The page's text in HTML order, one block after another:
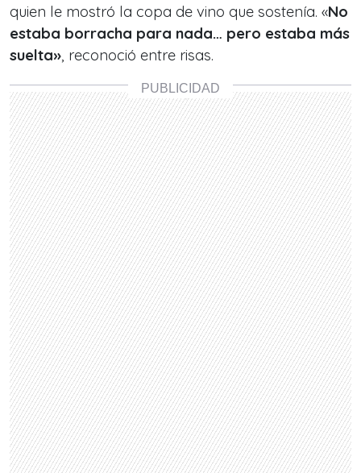
quien le mostró la copa de vino que sostenía. «No
estaba borracha para nada… pero estaba más
suelta», reconoció entre risas.